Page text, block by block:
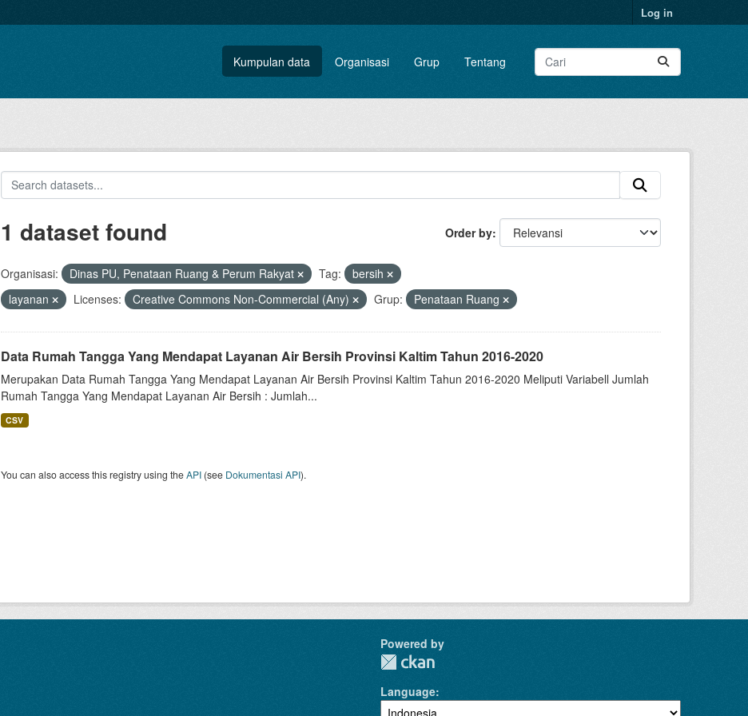
Log in
Kumpulan data Organisasi Grup Tentang
Order by
1 dataset found
Organisasi: Dinas PU, Penataan Ruang & Perum Rakyat Tag:
bersih
layanan
Licenses: Creative Commons Non-Commercial (Any) Grup: Penataan Ruang
Data Rumah Tangga Yang Mendapat Layanan Air Bersih Provinsi Kaltim Tahun 2016-2020
Merupakan Data Rumah Tangga Yang Mendapat Layanan Air Bersih Provinsi Kaltim Tahun 2016-2020 Meliputi Variabell Jumlah
Rumah Tangga Yang Mendapat Layanan Air Bersih : Jumlah...
CSV
You can also access this registry using theAPI(see Dokumentasi API).
Powered by
Language